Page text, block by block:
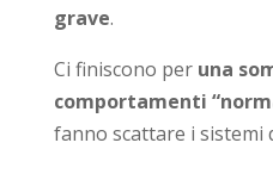
grave.
Ci finiscono per una
comportamenti
fanno scattare i sistemi